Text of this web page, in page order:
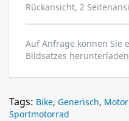
Rückansicht, 2
Auf Anfrage können Sie
Bildsatzes
Tags: Bike, Generisch,
Sportmotorrad